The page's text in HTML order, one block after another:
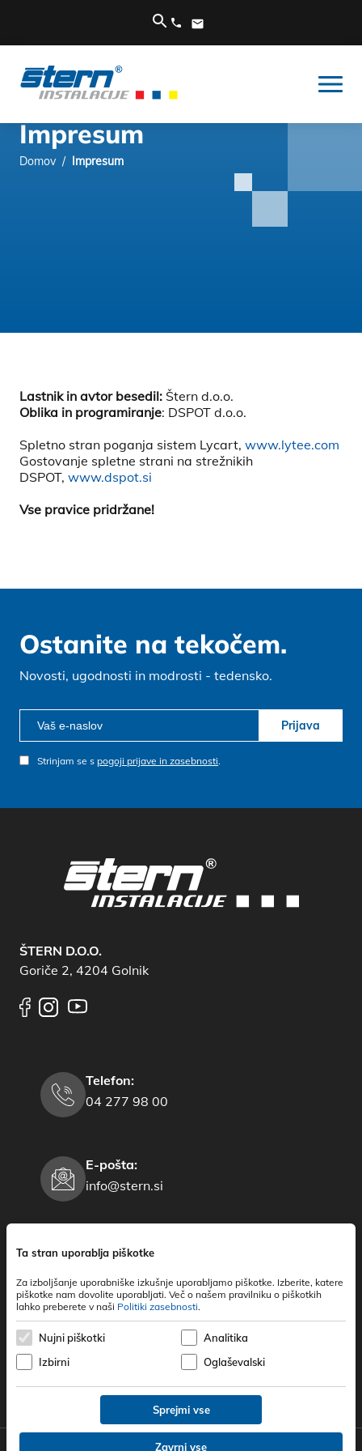
Ta stran uporablja piškotke
Za izboljšanje uporabniške izkušnje uporabljamo piškotke. Izberite, katere
piškotke nam dovolite uporabljati. Več o našem pravilniku o piškotkih
lahko preberete v naši Politiki zasebnosti.
Nujni piškotki
Analitika
Izbirni
Oglaševalski
Sprejmi vse
Zavrni vse
Impresum
Domov / Impresum
Lastnik in avtor besedil: Štern d.o.o.
Oblika in programiranje: DSPOT d.o.o.
Spletno stran poganja sistem Lycart, www.lytee.com
Gostovanje spletne strani na strežnikih
DSPOT, www.dspot.si
Vse pravice pridržane!
Ostanite na tekočem.
Novosti, ugodnosti in modrosti - tedensko.
Prijava
Strinjam se s pogoji prijave in zasebnosti.
ŠTERN D.O.O.
Goriče 2, 4204 Golnik
Telefon:
04 277 98 00
E-pošta:
info@stern.si
Delovni čas:
Vikend in prazniki: zaprto